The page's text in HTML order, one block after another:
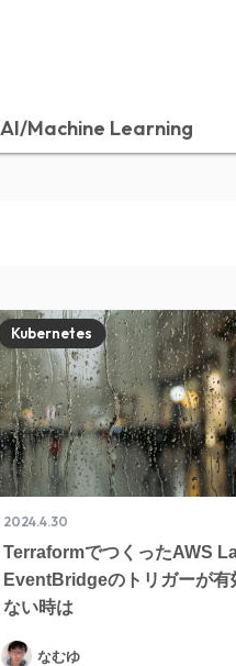
AI/Machine Learning
2024.4.30
TerraformでつくったAWS
EventBridgeのトリガーが有
ない時は
Kubernetes
なむゆ